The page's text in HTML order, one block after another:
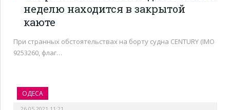
неделю находится в закрытой
каюте
При странных обстоятельствах на борту судна CENTURY (IMO
9253260, флаг…
ОДЕСА